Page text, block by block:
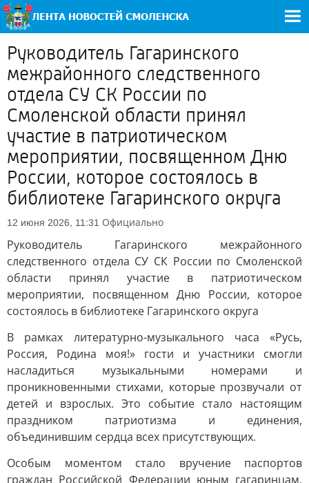
Руководитель Гагаринского
межрайонного следственного
отдела СУ СК России по
Смоленской области принял
участие в патриотическом
мероприятии, посвященном Дню
России, которое состоялось в
библиотеке Гагаринского округа
12 июня 2026, 11:31 Официально
Руководитель Гагаринского межрайонного
следственного отдела СУ СК России по Смоленской
области принял участие в патриотическом
мероприятии, посвященном Дню России, которое
состоялось в библиотеке Гагаринского округа
В рамках литературно-музыкального часа «Русь,
Россия, Родина моя!» гости и участники смогли
насладиться музыкальными номерами и
проникновенными стихами, которые прозвучали от
детей и взрослых. Это событие стало настоящим
праздником патриотизма и единения,
объединившим сердца всех присутствующих.
Особым моментом стало вручение паспортов
граждан Российской Федерации юным гагаринцам,